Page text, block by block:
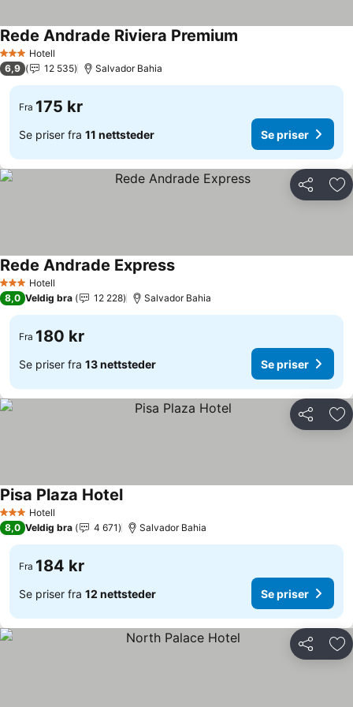
3 StjernerHotell
Rede Andrade Riviera Premium
6,9 12 535 Salvador Bahia
Fra 175 kr
Se priser fra 11 nettsteder Se priser
Del
3 StjernerHotell
Rede Andrade ExpressSe priser
8,0 Veldig bra 12 228 Salvador Bahia
Fra 180 kr
Se priser fra 13 nettsteder Se priser
Del
3 StjernerHotell
Pisa Plaza HotelSe priser
8,0 Veldig bra 4 671 Salvador Bahia
Fra 184 kr
Se priser fra 12 nettsteder Se priser
Del